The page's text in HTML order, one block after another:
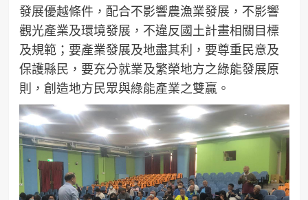
發展優越條件，配合不影響農漁業發展，不影響
觀光產業及環境發展，不違反國土計畫相關目標
及規範；要產業發展及地盡其利，要尊重民意及
保護縣民，要充分就業及繁榮地方之綠能發展原
則，創造地方民眾與綠能產業之雙贏。